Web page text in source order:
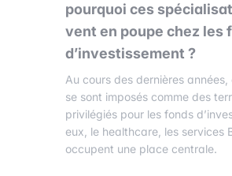
pourquoi ces
vent en poupe chez les
d’investissement ?
Au cours des dernières
se sont imposés comme des
privilégiés pour les fonds
eux, le healthcare, les services
occupent une place centrale.